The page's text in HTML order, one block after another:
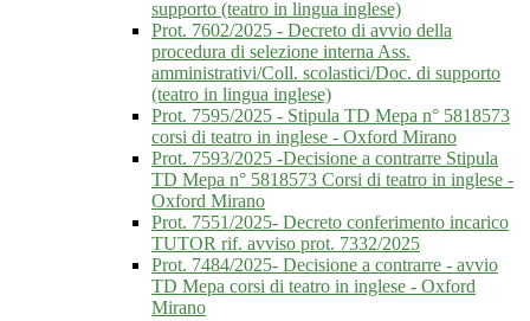
supporto (teatro in lingua inglese)
Prot. 7602/2025 - Decreto di avvio della
procedura di selezione interna Ass.
amministrativi/Coll. scolastici/Doc. di supporto
(teatro in lingua inglese)
Prot. 7595/2025 - Stipula TD Mepa n° 5818573
corsi di teatro in inglese - Oxford Mirano
Prot. 7593/2025 -Decisione a contrarre Stipula
TD Mepa n° 5818573 Corsi di teatro in inglese -
Oxford Mirano
Prot. 7551/2025- Decreto conferimento incarico
TUTOR rif. avviso prot. 7332/2025
Prot. 7484/2025- Decisione a contrarre - avvio
TD Mepa corsi di teatro in inglese - Oxford
Mirano